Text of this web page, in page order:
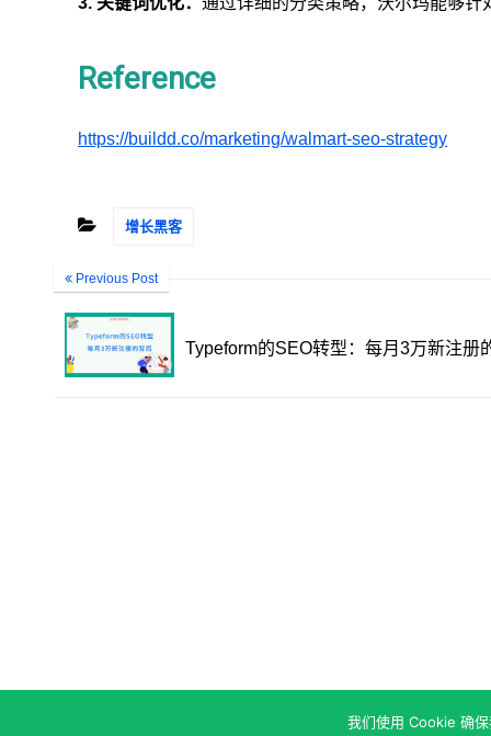
Reference
https://buildd.co/marketing/walmart-seo-strategy
增长黑客
Previous Post
Typeform的SEO转型：每月3万新注册
我们使用 Cookie 确